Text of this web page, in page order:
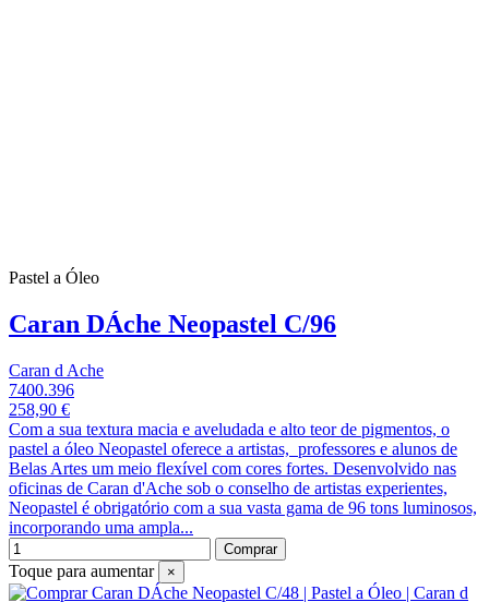
Pastel a Óleo
Caran DÁche Neopastel C/96
Caran d Ache
7400.396
258,90 €
Com a sua textura macia e aveludada e alto teor de pigmentos, o
pastel a óleo Neopastel oferece a artistas, professores e alunos de
Belas Artes um meio flexível com cores fortes. Desenvolvido nas
oficinas de Caran d'Ache sob o conselho de artistas experientes,
Neopastel é obrigatório com a sua vasta gama de 96 tons luminosos,
incorporando uma ampla...
Comprar
Toque para aumentar ×